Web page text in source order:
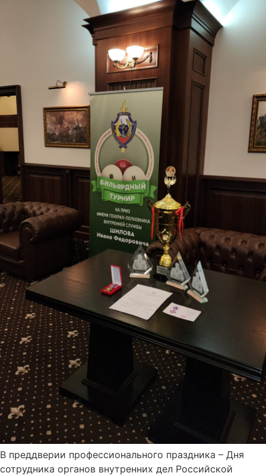
В преддверии профессионального праздника – Дня
сотрудника органов внутренних дел Российской